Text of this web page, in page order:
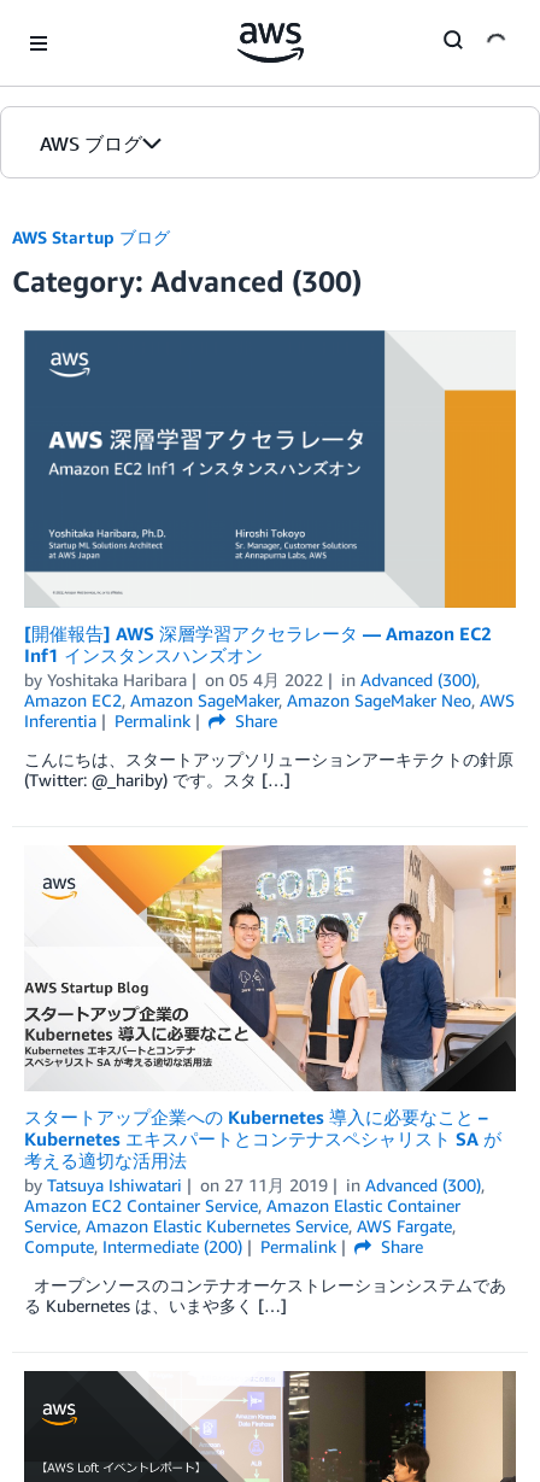
AWS ブログ
カテゴリ
エディション
AWS Startup ブログ
Category: Advanced (300)
[開催報告] AWS 深層学習アクセラレータ — Amazon EC2
Inf1 インスタンスハンズオン
by Yoshitaka Haribara on 05 4月 2022 in Advanced (300),
Amazon EC2, Amazon SageMaker, Amazon SageMaker Neo, AWS
Inferentia
Permalink
Share
こんにちは、スタートアップソリューションアーキテクトの針原
(Twitter: @_hariby) です。スタ […]
スタートアップ企業への Kubernetes 導入に必要なこと –
Kubernetes エキスパートとコンテナスペシャリスト SA が
考える適切な活用法
by Tatsuya Ishiwatari on 27 11月 2019 in Advanced (300),
Amazon EC2 Container Service, Amazon Elastic Container
Service, Amazon Elastic Kubernetes Service, AWS Fargate,
Compute, Intermediate (200) Permalink
Share
オープンソースのコンテナオーケストレーションシステムであ
る Kubernetes は、いまや多く […]